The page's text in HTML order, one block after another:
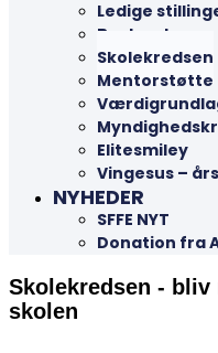
Ledige
Bestyrelsen
Skolekredsen
Mentorstøtte
Elitesmiley
Vingesus –
NYHEDER
SFFE NYT
Donation fra
Skolekredsen - bliv
skolen